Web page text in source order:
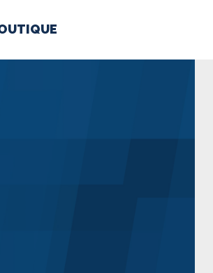
constitutifs
MÉDIAS